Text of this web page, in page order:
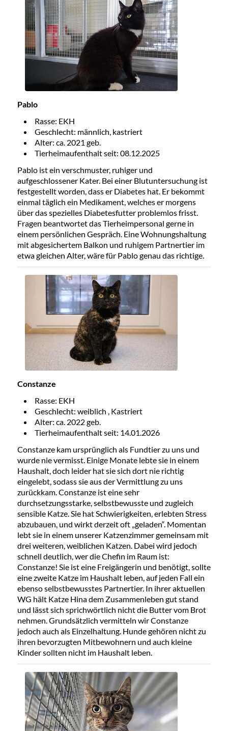
Pablo
Rasse: EKH
Geschlecht: männlich, kastriert
Alter: ca. 2021 geb.
Tierheimaufenthalt seit: 08.12.2025
Pablo ist ein verschmuster, ruhiger und
aufgeschlossener Kater. Bei einer Blutuntersuchung ist
festgestellt worden, dass er Diabetes hat. Er bekommt
einmal täglich ein Medikament, welches er morgens
über das spezielles Diabetesfutter problemlos frisst.
Fragen beantwortet das Tierheimpersonal gerne in
einem persönlichen Gespräch. Eine Wohnungshaltung
mit abgesichertem Balkon und ruhigem Partnertier im
etwa gleichen Alter, wäre für Pablo genau das richtige.
Constanze
Rasse: EKH
Geschlecht: weiblich , Kastriert
Alter: ca. 2022 geb.
Tierheimaufenthalt seit: 14.01.2026
Constanze kam ursprünglich als Fundtier zu uns und
wurde nie vermisst. Einige Monate lebte sie in einem
Haushalt, doch leider hat sie sich dort nie richtig
eingelebt, sodass sie aus der Vermittlung zu uns
zurückkam. Constanze ist eine sehr
durchsetzungsstarke, selbstbewusste und zugleich
sensible Katze. Sie hat Schwierigkeiten, erlebten Stress
abzubauen, und wirkt derzeit oft „geladen“. Momentan
lebt sie in einem unserer Katzenzimmer gemeinsam mit
drei weiteren, weiblichen Katzen. Dabei wird jedoch
schnell deutlich, wer die Chefin im Raum ist:
Constanze! Sie ist eine Freigängerin und benötigt, sollte
eine zweite Katze im Haushalt leben, auf jeden Fall ein
ebenso selbstbewusstes Partnertier. In ihrer aktuellen
WG hält Katze Hina dem Zusammenleben gut stand
und lässt sich sprichwörtlich nicht die Butter vom Brot
nehmen. Grundsätzlich vermitteln wir Constanze
jedoch auch als Einzelhaltung. Hunde gehören nicht zu
ihren bevorzugten Mitbewohnern und auch kleine
Kinder sollten nicht im Haushalt leben.